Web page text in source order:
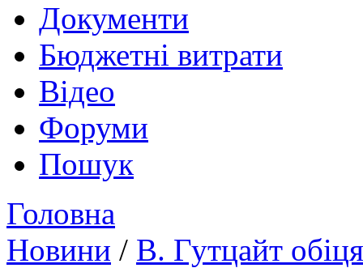
Документи
Бюджетні витрати
Відео
Форуми
Пошук
Головна
Новини / В. Гутцайт